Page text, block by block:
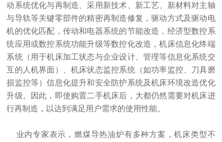
动系统优化与再制造、采用新技术、新工艺、新材料对主轴
与导轨等关键零部件的精密再制造修复，驱动方式及驱动电
机的优化匹配，传动和电器系统的节能改造，经济型数控系
统应用或数控系统功能升级等数控化改造，机床信息化终端
系统（用于机床加工状态与企业设计、管理等信息化系统交
互的人机界面）、机床状态监控系统（如功率监控、刀具磨
损监控等）信息化提升和安全防护系统及机床环境改造优化
升级。因此，即使购置二手机床后，大都仍然需要对机床进
行再制造，以达到满足用户需求的使用性能。
业内专家表示，燃煤导热油炉有多种方案，机床类型不